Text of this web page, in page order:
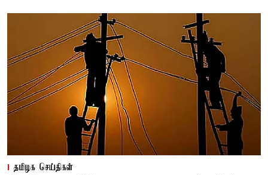
தமிழக செய்திகள்